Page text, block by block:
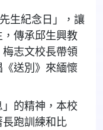
生紀念日」，讓
傳承邱生興教
志文校長帶領
送別》來緬懷
的精神，本校
跑訓練和比